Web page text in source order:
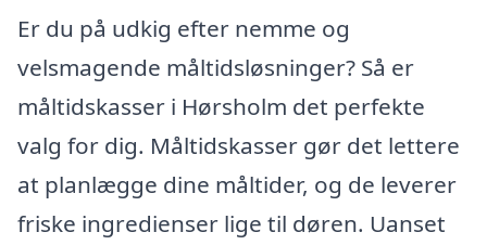
Er du på udkig efter nemme og
velsmagende måltidsløsninger? Så er
måltidskasser i Hørsholm det perfekte
valg for dig. Måltidskasser gør det lettere
at planlægge dine måltider, og de leverer
friske ingredienser lige til døren. Uanset